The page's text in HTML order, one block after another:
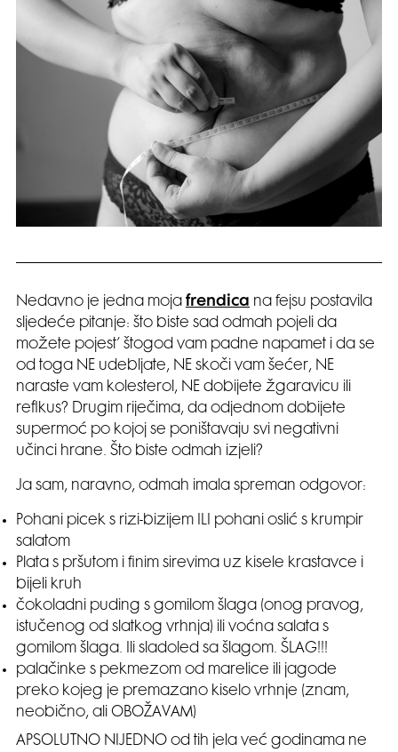
Nedavno je jedna moja frendica na fejsu postavila
sljedeće pitanje: što biste sad odmah pojeli da
možete pojest’ štogod vam padne napamet i da se
od toga NE udebljate, NE skoči vam šećer, NE
naraste vam kolesterol, NE dobijete žgaravicu ili
reflkus? Drugim riječima, da odjednom dobijete
supermoć po kojoj se poništavaju svi negativni
učinci hrane. Što biste odmah izjeli?
Ja sam, naravno, odmah imala spreman odgovor:
Pohani picek s rizi-bizijem ILI pohani oslić s krumpir
salatom
Plata s pršutom i finim sirevima uz kisele krastavce i
bijeli kruh
čokoladni puding s gomilom šlaga (onog pravog,
istučenog od slatkog vrhnja) ili voćna salata s
gomilom šlaga. Ili sladoled sa šlagom. ŠLAG!!!
palačinke s pekmezom od marelice ili jagode
preko kojeg je premazano kiselo vrhnje (znam,
neobično, ali OBOŽAVAM)
APSOLUTNO NIJEDNO od tih jela već godinama ne